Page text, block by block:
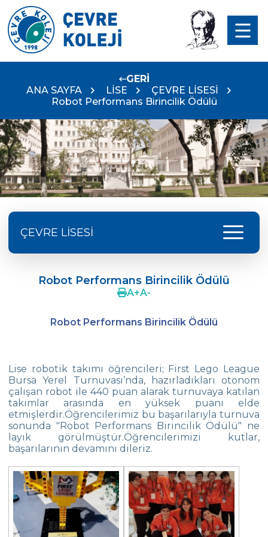
GERİ
ANA SAYFA
LİSE
ÇEVRE LİSESİ
Robot Performans Birincilik Ödülü
ÇEVRE LİSESİ menu
Ergenlerde Cinsel Gelişim Sürecinin
Desteklenmesi / Efsun Sertoğlu
Çevre Lisesi 2022 Mezunlarını Uğurluyor
Edebiyat Dergisi “Mesafe“
Çevre
Lisesi Öğrenciileri ‘’Atatürk Arboretumu’’
Gezisinde!
Çevre Lisesi Tarihin Sıfır Noktasında
Kabataş Model Birleşmiş Milletler
Konferansından İki Ödül
Çevre Kolejinde 19 Mayıs Coşkusu
Yıldız Kız Takımımız Türkiye Şampiyonu
Robot Performans Birincilik Ödülü
A+A-
Robot Performans Birincilik Ödülü
Lise robotik takımı öğrencileri; First Lego League
Bursa Yerel Turnuvası’nda, hazırladıkları otonom
çalışan robot ile 440 puan alarak turnuvaya katılan
takımlar arasında en yüksek puanı elde
etmişlerdir.Öğrencilerimiz bu başarılarıyla turnuva
sonunda "Robot Performans Birincilik Ödülü" ne
layık görülmüştür.Öğrencilerimizi kutlar,
başarılarının devamını dileriz.